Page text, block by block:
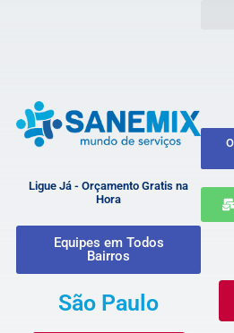
Ligue Já - Orçamento Gratis na
Hora
Equipes em Todos
Bairros
São Paulo